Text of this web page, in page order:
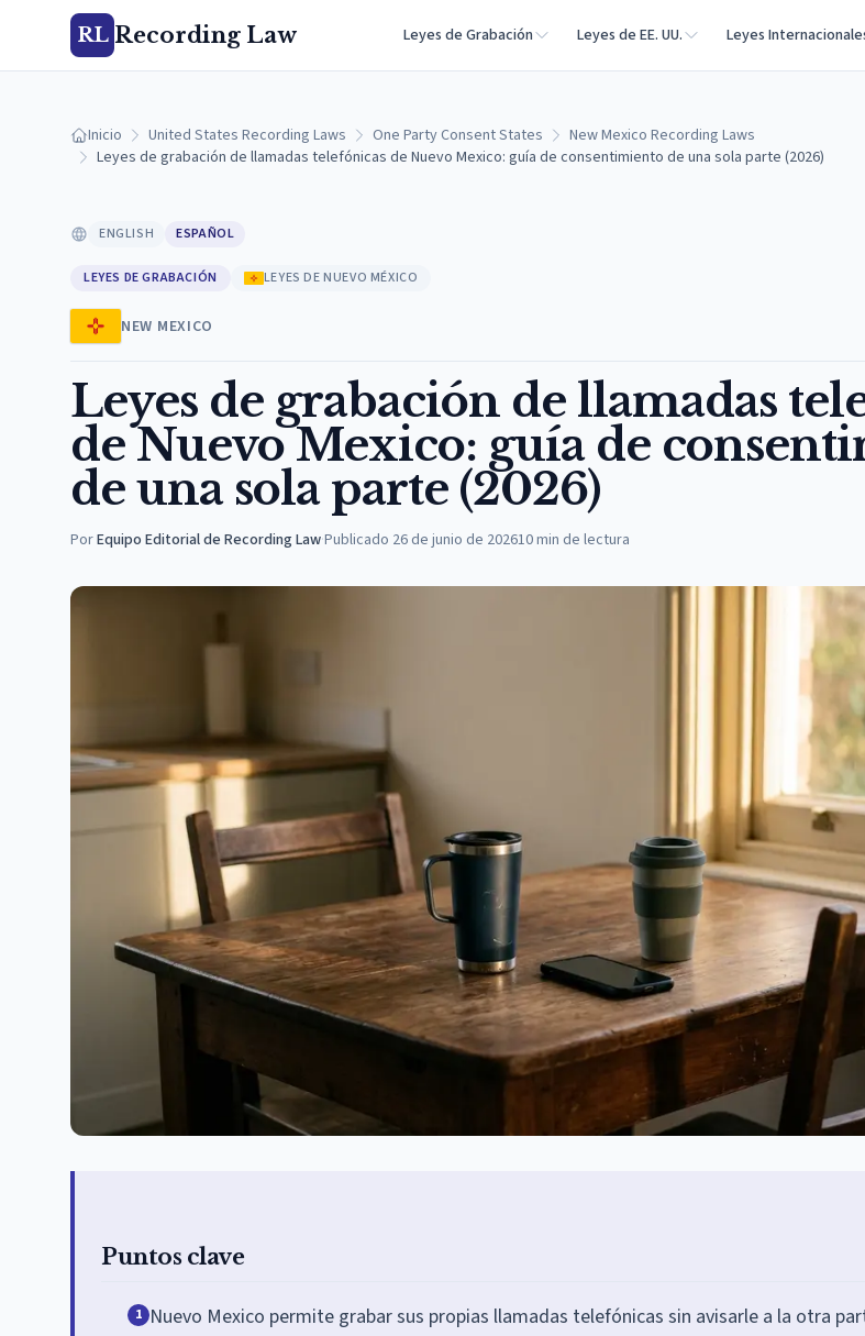
RL Recording Law Leyes de Grabación Leyes de EE. UU. Leyes
Inicio United States Recording Laws One Party Consent States
New Mexico Recording Laws
Leyes de grabación de llamadas telefónicas de Nuevo Mexico: guía de consentimiento de una sola parte (2026)
ENGLISH ESPAÑOL
LEYES DE GRABACIÓN LEYES DE NUEVO MÉXICO
NEW MEXICO
Leyes de grabación de llamadas
de Nuevo Mexico: guía de
de una sola parte (2026)
PorEquipo Editorial de Recording Law·Publicado 26 de junio de 202610min de lectura
Puntos clave
1 Nuevo Mexico permite grabar sus propias llamadas telefónicas sin avisarle a la otra